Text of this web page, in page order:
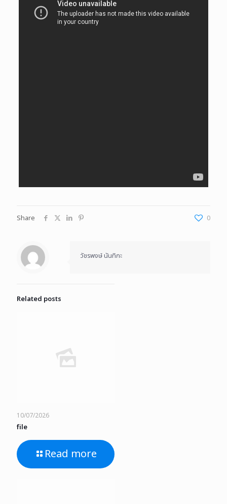
Share 0
วัชรพงษ์ นันทิกะ
Related posts
10/07/2026
file
Read more